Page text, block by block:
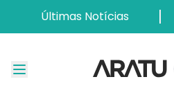
Últimas Notícias